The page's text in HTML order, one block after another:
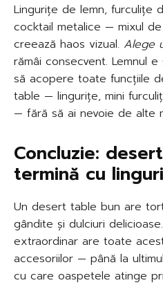
Lingurițe de lemn, furculițe
cocktail metalice — mixul
creează haos vizual. Alege
rămâi consecvent. Lemnul
să acopere toate funcțiile
table — lingurițe, mini
— fără să ai nevoie de alte
Concluzie:
termină cu
Un desert table bun are
gândite și dulciuri
extraordinar are toate
accesoriilor — până la
cu care oaspetele atinge